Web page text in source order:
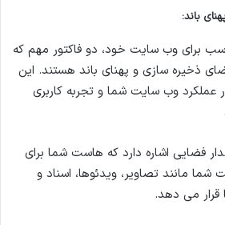
باند:
برای وب سایت خود، دو فاکتور مهم که
ذخیره سازی و پهنای باند هستند. این
عملکرد وب سایت شما و تجربه کاربری
فضایی اشاره دارد که هاست شما برای
مانند تصاویر، ویدئوها، اسناد و
قرار می دهد.